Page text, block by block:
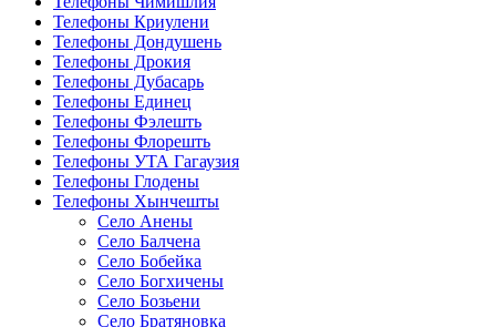
Телефоны Криулени
Телефоны Дондушень
Телефоны Дрокия
Телефоны Дубасарь
Телефоны Единец
Телефоны Фэлешть
Телефоны Флорешть
Телефоны УТА Гагаузия
Телефоны Глодены
Телефоны Хынчешты
Село Анены
Село Балчена
Село Бобейка
Село Богхичены
Село Бозьени
Село Братяновка